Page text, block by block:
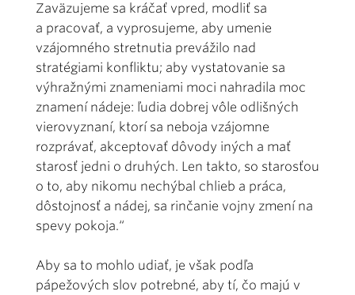
Zaväzujeme sa kráčať vpred, modliť sa
a pracovať, a vyprosujeme, aby umenie
vzájomného stretnutia prevážilo nad
stratégiami konfliktu; aby vystatovanie sa
výhražnými znameniami moci nahradila moc
znamení nádeje: ľudia dobrej vôle odlišných
vierovyznaní, ktorí sa neboja vzájomne
rozprávať, akceptovať dôvody iných a mať
starosť jedni o druhých. Len takto, so starosťou
o to, aby nikomu nechýbal chlieb a práca,
dôstojnosť a nádej, sa rinčanie vojny zmení na
spevy pokoja.“
Aby sa to mohlo udiať, je však podľa
pápežových slov potrebné, aby tí, čo majú v